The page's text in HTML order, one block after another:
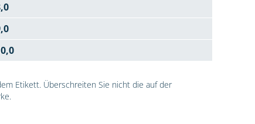
Etikett. Überschreiten Sie nicht die auf der